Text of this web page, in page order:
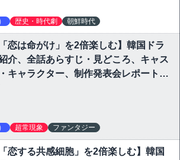
歴史・時代劇 朝鮮時代
「恋は命がけ」を2倍楽しむ】韓国ドラ
介、全話あらすじ・見どころ、キャス
・キャラクター、制作発表会レポートな
超常現象 ファンタジー
「恋する共感細胞」を2倍楽しむ】韓国